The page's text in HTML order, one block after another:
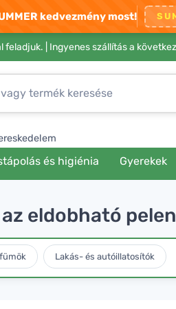
kedvezmény most!
| Ingyenes szállítás a
és higiénia Gyerekek
eldobható
Lakás- és autóillatosítók